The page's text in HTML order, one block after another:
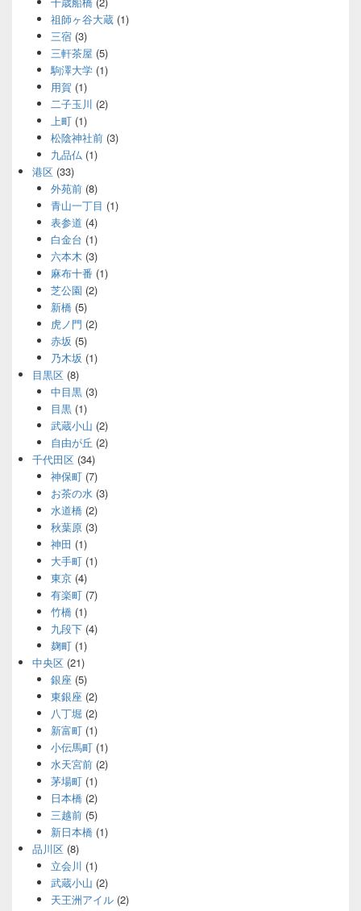
祖師ヶ谷大蔵(1)
三宿(3)
三軒茶屋 (5)
駒澤大学(1)
用賀 (1)
二子玉川 (2)
上町(1)
松陰神社前(3)
九品仏(1)
港区 (33)
外苑前(8)
青山一丁目 (1)
表参道 (4)
白金台 (1)
六本木 (3)
麻布十番 (1)
芝公園 (2)
新橋(5)
虎ノ門 (2)
赤坂 (5)
乃木坂 (1)
目黒区 (8)
中目黒(3)
目黒(1)
武蔵小山 (2)
自由が丘 (2)
千代田区 (34)
神保町(7)
お茶の水(3)
水道橋(2)
秋葉原(3)
神田 (1)
大手町(1)
東京(4)
有楽町(7)
竹橋(1)
九段下(4)
麹町(1)
中央区 (21)
銀座(5)
東銀座(2)
八丁堀 (2)
新富町(1)
小伝馬町(1)
水天宮前(2)
茅場町(1)
日本橋(2)
三越前(5)
新日本橋(1)
品川区 (8)
立会川 (1)
武蔵小山 (2)
天王洲アイル(2)